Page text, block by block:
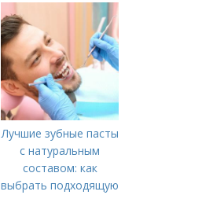
Лучшие зубные пасты
с натуральным
составом: как
выбрать подходящую